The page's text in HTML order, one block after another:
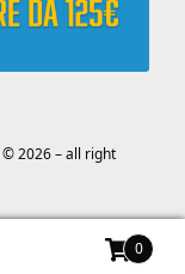
© 2026 – all right
0